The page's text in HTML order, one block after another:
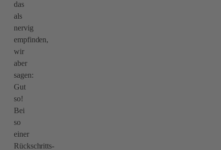
das
als
nervig
empfinden,
wir
aber
sagen:
Gut
so!
Bei
so
einer
Rückschritts-